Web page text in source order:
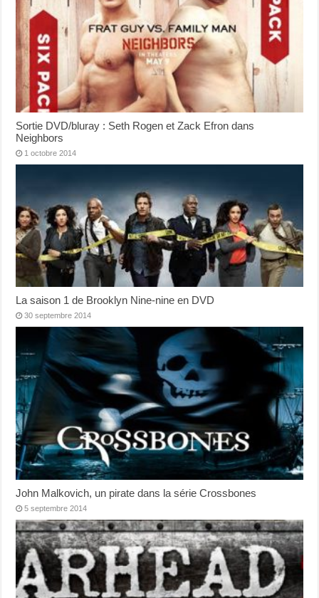
Sortie DVD/bluray : Seth Rogen et Zack Efron dans
Neighbors
1 octobre 2014
La saison 1 de Brooklyn Nine-nine en DVD
30 septembre 2014
John Malkovich, un pirate dans la série Crossbones
5 septembre 2014